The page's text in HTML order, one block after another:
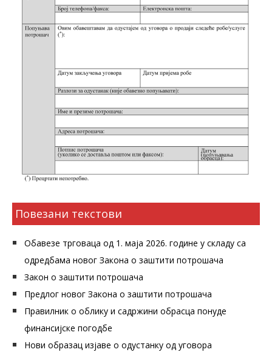
Повезани текстови
Обавезе трговаца од 1. маја 2026. године у складу са
одредбама новог Закона о заштити потрошача
Закон о заштити потрошача
Предлог новог Закона о заштити потрошача
Правилник о облику и садржини обрасца понуде
финансијске погодбе
Нови образац изјаве о одустанку од уговора